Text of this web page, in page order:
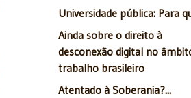
Universidade pública: Para
Ainda sobre o direito à
desconexão digital no
trabalho brasileiro
Atentado à Soberania?...